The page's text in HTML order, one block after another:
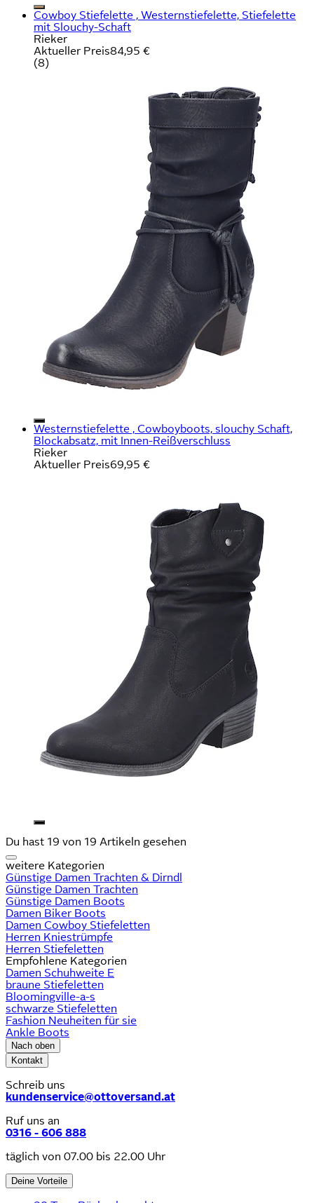
Cowboy Stiefelette , Westernstiefelette, Stiefelette
mit Slouchy-Schaft
Rieker
Aktueller Preis84,95 €
(8)
Westernstiefelette , Cowboyboots, slouchy Schaft,
Blockabsatz, mit Innen-Reißverschluss
Rieker
Aktueller Preis69,95 €
Du hast 19 von 19 Artikeln gesehen
weitere Kategorien
Günstige Damen Trachten & Dirndl
Günstige Damen Trachten
Günstige Damen Boots
Damen Biker Boots
Damen Cowboy Stiefeletten
Herren Kniestrümpfe
Herren Stiefeletten
Empfohlene Kategorien
Damen Schuhweite E
braune Stiefeletten
Bloomingville-a-s
schwarze Stiefeletten
Fashion Neuheiten für sie
Ankle Boots
Nach oben
Kontakt
Schreib uns
kundenservice@ottoversand.at
Ruf uns an
0316 - 606 888
täglich von 07.00 bis 22.00 Uhr
Deine Vorteile